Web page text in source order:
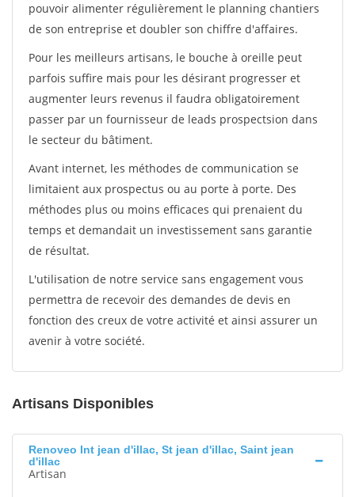
pouvoir alimenter régulièrement le planning chantiers
de son entreprise et doubler son chiffre d'affaires.
Pour les meilleurs artisans, le bouche à oreille peut
parfois suffire mais pour les désirant progresser et
augmenter leurs revenus il faudra obligatoirement
passer par un fournisseur de leads prospectsion dans
le secteur du bâtiment.
Avant internet, les méthodes de communication se
limitaient aux prospectus ou au porte à porte. Des
méthodes plus ou moins efficaces qui prenaient du
temps et demandait un investissement sans garantie
de résultat.
L'utilisation de notre service sans engagement vous
permettra de recevoir des demandes de devis en
fonction des creux de votre activité et ainsi assurer un
avenir à votre société.
Artisans Disponibles
Renoveo Int jean d'illac, St jean d'illac, Saint jean
d'illac
Artisan